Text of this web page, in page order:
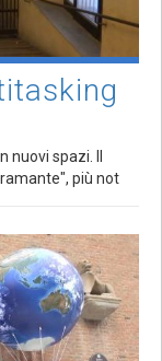
spazi. Il
più not